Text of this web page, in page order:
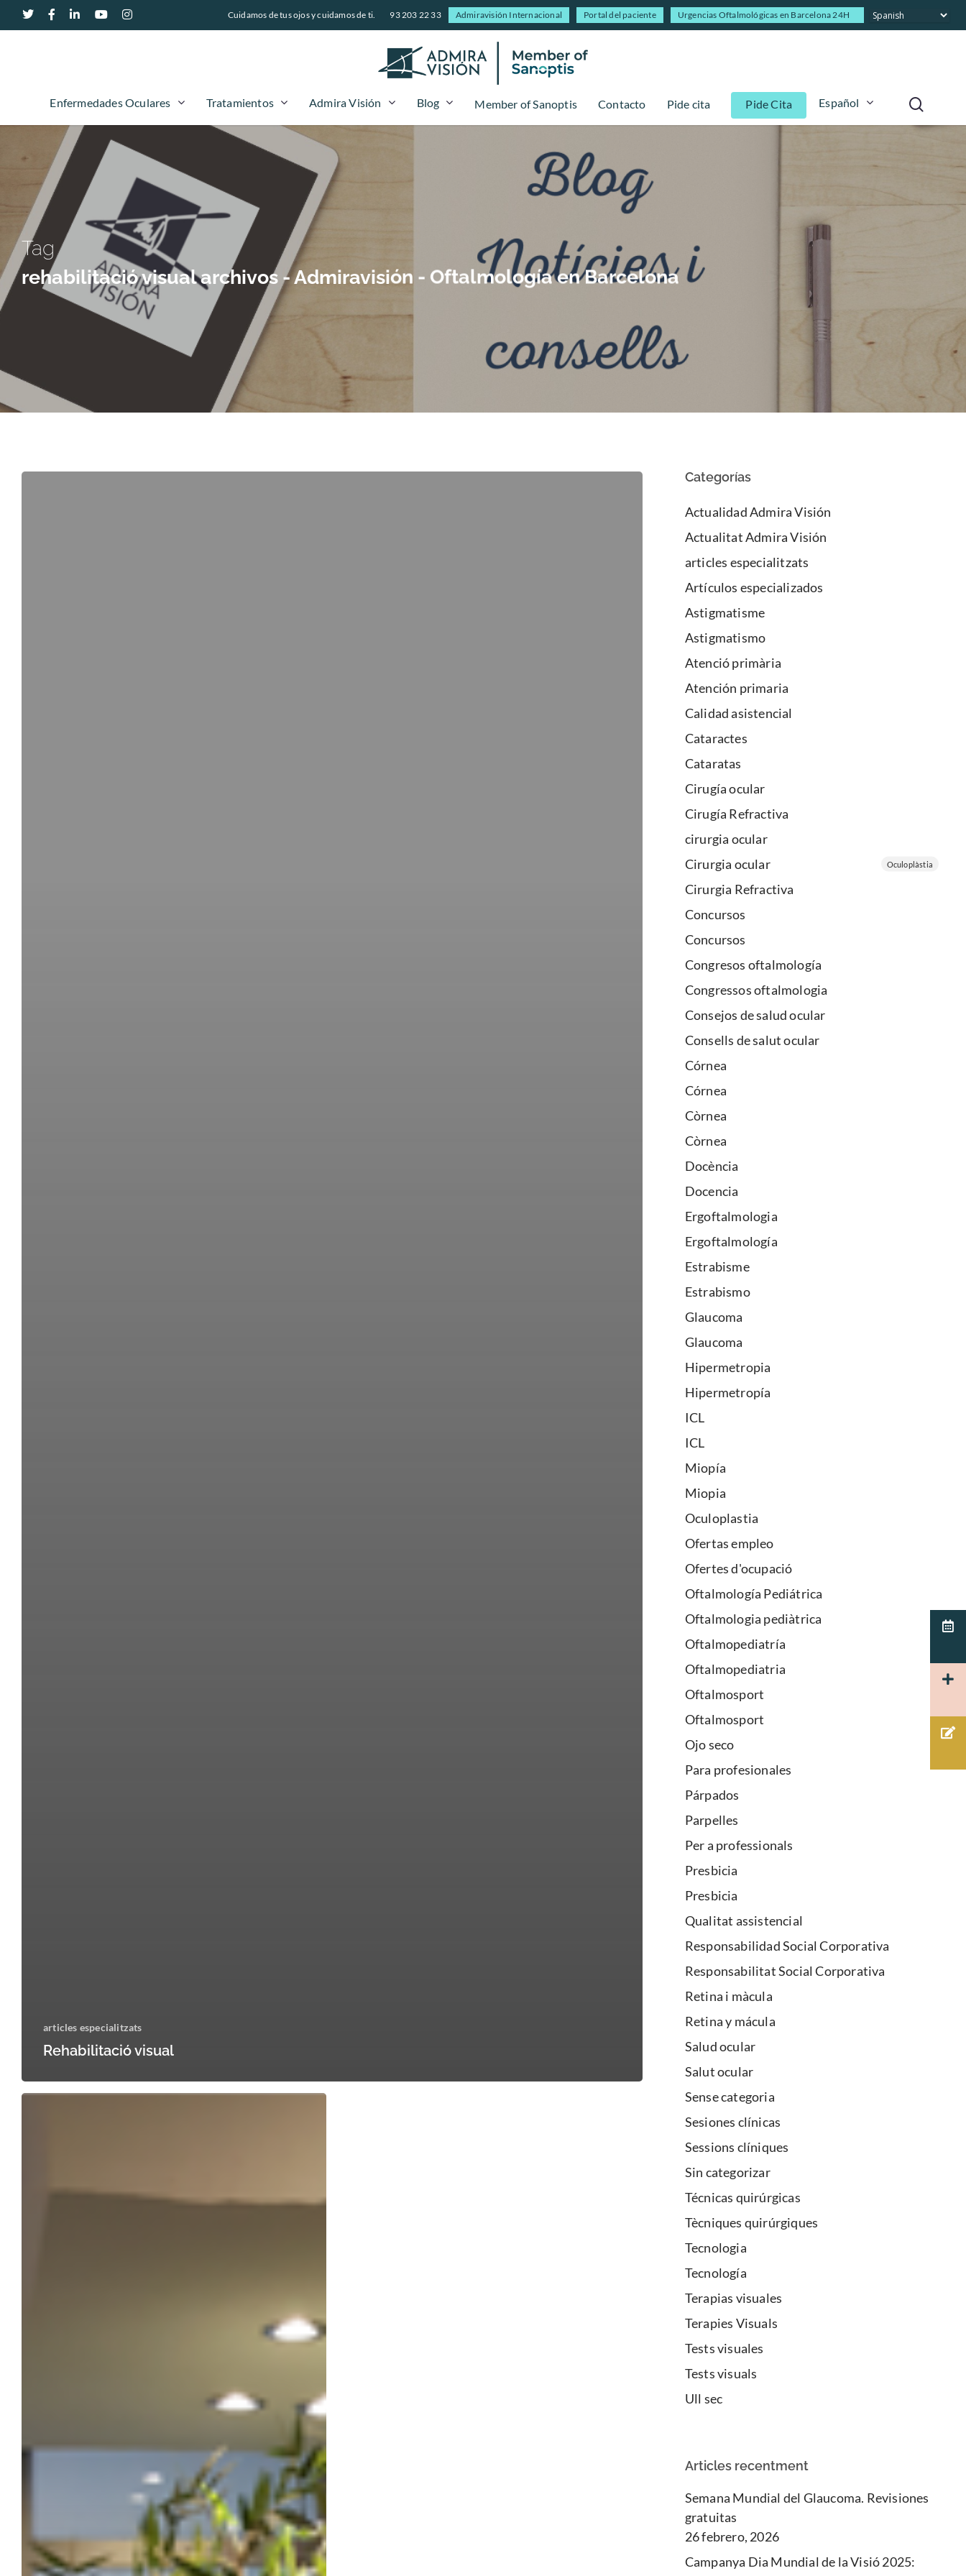
Cuidamos de tus ojos y cuidamos de ti. 93 203 22 33 Admiravisión Internacional Portal del paciente Urgencias Oftalmológicas en Barcelona 24H
Enfermedades Oculares Tratamientos Admira Visión Blog Member of Sanoptis Contacto Pide cita Pide Cita Español
Tag
rehabilitació visual archivos - Admiravisión - Oftalmología en Barcelona
articles especialitzats
Rehabilitació visual
Categorías
Actualidad Admira Visión
Actualitat Admira Visión
articles especialitzats
Artículos especializados
Astigmatisme
Astigmatismo
Atenció primària
Atención primaria
Calidad asistencial
Cataractes
Cataratas
Cirugía ocular
Cirugía Refractiva
cirurgia ocular
Cirurgia ocular
Oculoplàstia
Cirurgia Refractiva
Concursos
Concursos
Congresos oftalmología
Congressos oftalmologia
Consejos de salud ocular
Consells de salut ocular
Córnea
Córnea
Còrnea
Còrnea
Docència
Docencia
Ergoftalmologia
Ergoftalmología
Estrabisme
Estrabismo
Glaucoma
Glaucoma
Hipermetropia
Hipermetropía
ICL
ICL
Miopía
Miopia
Oculoplastia
Ofertas empleo
Ofertes d'ocupació
Oftalmología Pediátrica
Oftalmologia pediàtrica
Oftalmopediatría
Oftalmopediatria
Oftalmosport
Oftalmosport
Ojo seco
Para profesionales
Párpados
Parpelles
Per a professionals
Presbicia
Presbicia
Qualitat assistencial
Responsabilidad Social Corporativa
Responsabilitat Social Corporativa
Retina i màcula
Retina y mácula
Salud ocular
Salut ocular
Sense categoria
Sesiones clínicas
Sessions clíniques
Sin categorizar
Técnicas quirúrgicas
Tècniques quirúrgiques
Tecnologia
Tecnología
Terapias visuales
Terapies Visuals
Tests visuales
Tests visuals
Ull sec
Articles recentment
Semana Mundial del Glaucoma. Revisiones
gratuitas
26 febrero, 2026
Campanya Dia Mundial de la Visió 2025: